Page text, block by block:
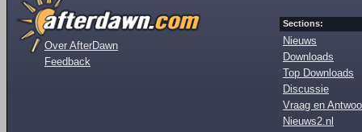
Over AfterDawn
Feedback
Sections:
Nieuws
Downloads
Top Downloads
Discussie
Vraag en
Nieuws2.nl